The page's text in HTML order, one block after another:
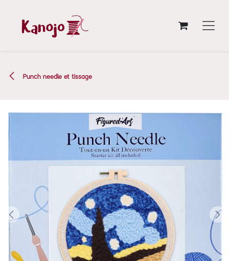
Punch needle et tissage